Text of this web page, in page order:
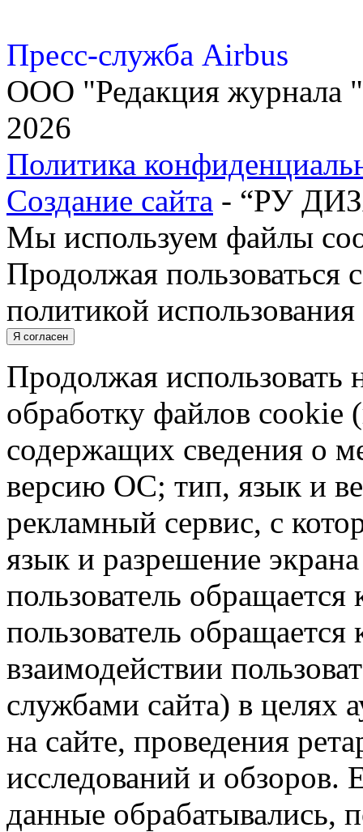
Пресс-служба Airbus
ООО "Редакция журнала
2026
Политика
Создание сайта - “РУ
Мы используем файлы
Продолжая пользоваться
политикой
Я согласен
Продолжая использовать
обработку файлов cookie
содержащих сведения о
версию ОС; тип, язык и
рекламный сервис, с
язык и разрешение
пользователь обращается
пользователь обращается
взаимодействии
службами сайта) в целях
на сайте, проведения
исследований и обзоров.
данные обрабатывались,